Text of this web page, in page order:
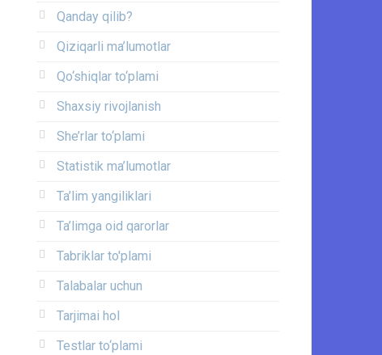
Qanday qilib?
Qiziqarli ma’lumotlar
Qo‘shiqlar to‘plami
Shaxsiy rivojlanish
She’rlar to‘plami
Statistik ma’lumotlar
Ta’lim yangiliklari
Ta’limga oid qarorlar
Tabriklar to'plami
Talabalar uchun
Tarjimai hol
Testlar to‘plami